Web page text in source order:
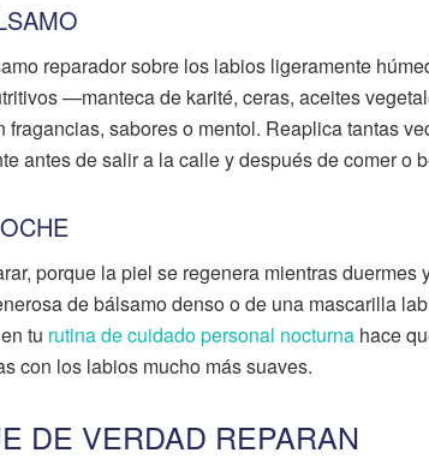
reparador sobre los labios ligeramente
—manteca de karité, ceras, aceites
sabores o mentol. Reaplica tantas
antes de salir a la calle y después de comer o
porque la piel se regenera mientras duermes
de bálsamo denso o de una mascarilla
tu rutina de cuidado personal nocturna hace
con los labios mucho más suaves.
DE VERDAD REPARAN